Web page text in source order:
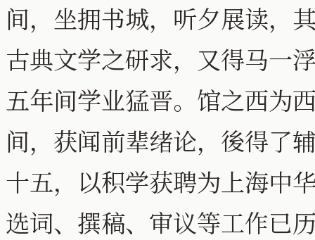
间，坐拥书城，听夕展读，
古典文学之研求，又得马一
五年间学业猛晋。馆之西为
间，获闻前辈绪论，後得了
十五，以积学获聘为上海中
选词、撰稿、审议等工作已